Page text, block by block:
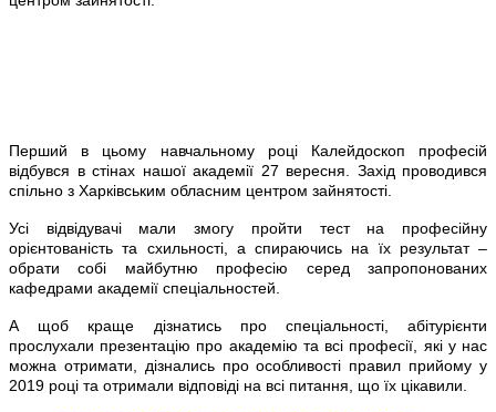
Перший в цьому навчальному році Калейдоскоп професій
відбувся в стінах нашої академії 27 вересня. Захід проводився
спільно з Харківським обласним центром зайнятості.
Усі відвідувачі мали змогу пройти тест на професійну
орієнтованість та схильності, а спираючись на їх результат –
обрати собі майбутню професію серед запропонованих
кафедрами академії спеціальностей.
А щоб краще дізнатись про спеціальності, абітурієнти
прослухали презентацію про академію та всі професії, які у нас
можна отримати, дізнались про особливості правил прийому у
2019 році та отримали відповіді на всі питання, що їх цікавили.